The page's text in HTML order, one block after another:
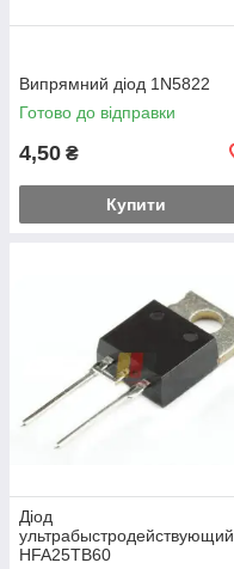
Випрямний діод 1N5822
Готово до відправки
4,50 ₴
Купити
Діод
ультрабыстродействующий
HFA25TB60